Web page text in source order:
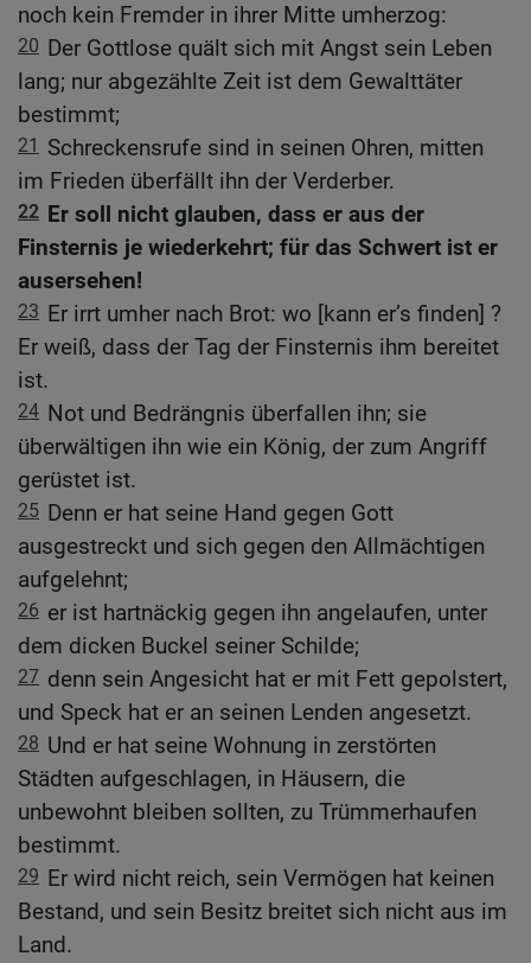
noch kein Fremder in ihrer Mitte umherzog:
20 Der Gottlose quält sich mit Angst sein Leben
lang; nur abgezählte Zeit ist dem Gewalttäter
bestimmt;
21
Schreckensrufe sind in seinen Ohren, mitten
im Frieden überfällt ihn der Verderber.
22 Er soll nicht glauben, dass er aus der
Finsternis je wiederkehrt; für das Schwert ist er
ausersehen!
23 Er irrt umher nach Brot: wo [kann er’s finden] ?
Er weiß, dass der Tag der Finsternis ihm bereitet
ist.
24 Not und Bedrängnis überfallen ihn; sie
überwältigen ihn wie ein König, der zum Angriff
gerüstet ist.
25 Denn er hat seine Hand gegen Gott
ausgestreckt und sich gegen den Allmächtigen
aufgelehnt;
26 er ist hartnäckig gegen ihn angelaufen, unter
dem dicken Buckel seiner Schilde;
27 denn sein Angesicht hat er mit Fett gepolstert,
und Speck hat er an seinen Lenden angesetzt.
28 Und er hat seine Wohnung in zerstörten
Städten aufgeschlagen, in Häusern, die
unbewohnt bleiben sollten, zu Trümmerhaufen
bestimmt.
29 Er wird nicht reich, sein Vermögen hat keinen
Bestand, und sein Besitz breitet sich nicht aus im
Land.